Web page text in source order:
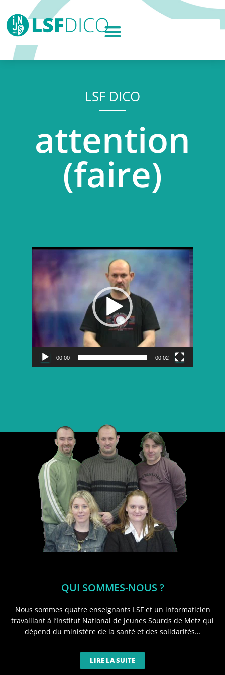
LSF DICO
attention
(faire)
Lecteur
vidéo
00:00 00:02
QUI SOMMES-NOUS ?
Nous sommes quatre enseignants LSF et un informaticien
travaillant à l’Institut National de Jeunes Sourds de Metz qui
dépend du ministère de la santé et des solidarités…
LIRE LA SUITE